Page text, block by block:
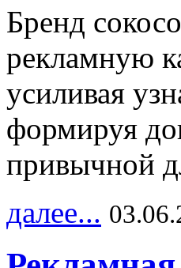
Бренд
рекламную
усиливая
формируя
привычной
далее...